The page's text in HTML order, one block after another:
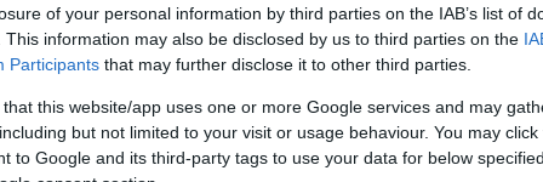
of your personal information by third parties on the IAB’s list of
This information may also be disclosed by us to third parties on the
Participants that may further disclose it to other third parties.
that this website/app uses one or more Google services and may
but not limited to your visit or usage behaviour. You may
to Google and its third-party tags to use your data for below
την απορρόφηση οιασδήποτε
είναι, απολύτως, αδύνατο να την
το οποίο πλέον έχει ιδιαίτερα
δύναμη. Στο πλαίσιο αυτό, και
τη βιωσιμότητα των επιχειρήσεων
20:33
20:20